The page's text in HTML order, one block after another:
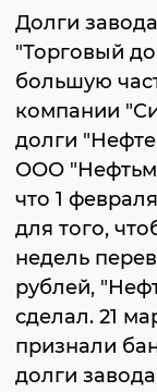
Долги
"Торговый
большую
компании
долги
ООО
что 1
для того,
недель
рублей,
сделал. 21
признали
долги